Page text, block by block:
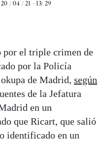
20 / 04 / 21 - 13: 29
por el triple crimen de
por la Policía
de Madrid, según
de la Jefatura
en un
que Ricart, que salió
identificado en un